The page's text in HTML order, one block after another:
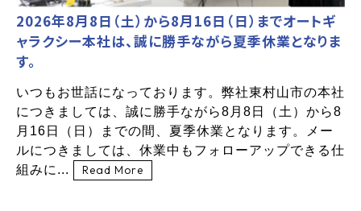
2026年8月8日（土）から8月16日（日）までオートギ
ャラクシー本社は、誠に勝手ながら夏季休業となりま
す。
いつもお世話になっております。弊社東村山市の本社
につきましては、誠に勝手ながら8月8日（土）から8
月16日（日）までの間、夏季休業となります。メー
ルにつきましては、休業中もフォローアップできる仕
組みに...
Read More